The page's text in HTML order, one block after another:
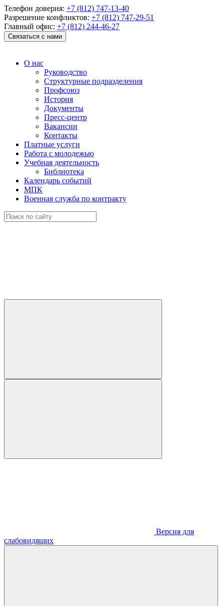
Телефон доверия: +7 (812) 747-13-40
Разрешение конфликтов: +7 (812) 747-29-51
Главный офис: +7 (812) 244-46-27
Связаться с нами
О нас
Руководство
Структурные подразделения
Профсоюз
История
Документы
Пресс-центр
Вакансии
Контакты
Платные услуги
Работа с молодежью
Учебная деятельность
Библиотека
Календарь событий
МПК
Военная служба по контракту
Версия для
слабовидящих